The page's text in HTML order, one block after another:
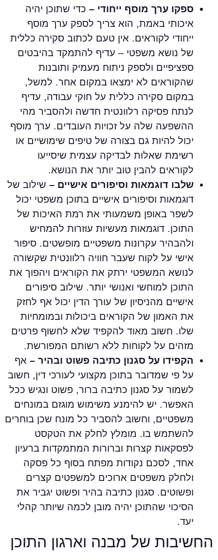
ספקו ערך מוסף ייחודי –כדי שתוכן יהיה
איכותי באמת, הוא צריך לספק ערך מוסף
ייחודי לקוראים. אין טעם לכתוב סקירה כללית
של נושא משפטי – עדיף להתמקד בהיבטים
ספציפיים ולספק ניתוח מעמיק ותובנות
שהקוראים לא ימצאו במקום אחר. למשל,
במקום סקירה כללית על חוקי עבודה, עדיף
לנתח פסיקה רלוונטית חדשה ולהסביר מהי
ההשפעה שלה על זכויות העובדים. ערך מוסף
יכול להיות גם בצורה של טיפים שימושיים או
רשימת שאלות לבדיקה עצמית שיסייעו
לקוראים להבין טוב יותר את הנושא.
שלבו דוגמאות וסיפורים אישיים –שילוב של
דוגמאות וסיפורים אישיים בתוכן משפטי יכול
לשפר באופן משמעותי את רמת האיכות של
התוכן. דוגמאות מעשיות עוזרות להמחיש
ולהבהיר עקרונות משפטיים מופשטים. סיפור
אישי על לקוח שעבר חוויה רלוונטית שקשורה
לנושא המשפטי ירתק את הקוראים ויהפוך את
התוכן למוחשי ואנושי יותר. שילוב סיפורים
אישיים מהניסיון של עורך הדין יכול אף לחזק
את האמון של הקוראים ביכולות ובמומחיות
שלו. חשוב מאוד להקפיד שלא לחשוף פרטים
מזהים על לקוחות ללא רשותם המפורשת.
הקפידו על סגנון כתיבה פשוט ובהיר –אף
על פי שמדובר בתוכן מקצועי לעורכי דין, חשוב
לשמור על סגנון כתיבה ברור, פשוט ונגיש ככל
האפשר. יש להימנע משימוש מוגזם במונחים
משפטיים, וחשוב להסביר כל מונח שכן בוחרים
להשתמש בו. מומלץ לחלק את הטקסט
לפסקאות קצרות וברורות המתמקדות ברעיון
אחד, לסכם נקודות מפתח בסוף כל פסקה
ולחלק משפטים ארוכים למשפטים קצרים
ופשוטים. סגנון כתיבה בהיר ופשוט יגביר את
הסיכוי שהתוכן יהיה מובן לכמה שיותר קהלי
יעד.
החשיבות של מבנה וארגון התוכן